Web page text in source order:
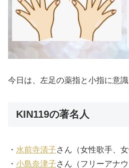
今日は、左足の薬指と小指に意識
KIN119の著名人
・ 水前寺清子さん（女性歌手、女
・ 小島奈津子さん（フリーアナ